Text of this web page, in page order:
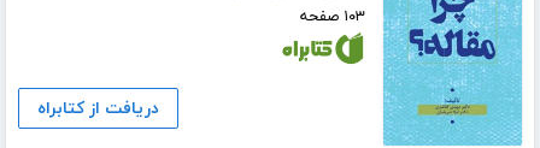
۱۰۳ صفحه
دریافت از کتابراه